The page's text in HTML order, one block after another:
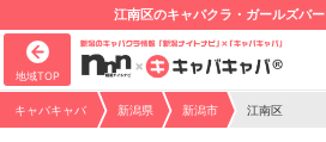
江南区のキャバクラ・ガールズバー
地域TOP
キャバキャバ 新潟県 新潟市 江南区